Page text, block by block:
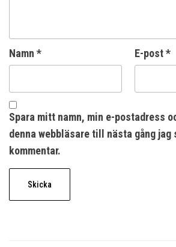
Namn * E-post*
Spara mitt namn, min e-postadress
denna webbläsare till nästa gång jag
kommentar.